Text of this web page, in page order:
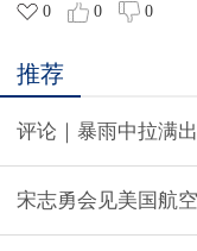
0 0 0
推荐
评论｜暴雨中拉满
宋志勇会见美国航